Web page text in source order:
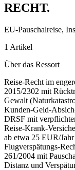
RECHT.
EU-Pauschalreise,
1 Artikel
Über das Ressort
Reise-Recht im
2015/2302 mit
Gewalt
Kunden-Geld-
DRSF mit
Reise-Krank-
ab etwa 25 EUR/
Flugverspätungs-
261/2004 mit
Distanz und